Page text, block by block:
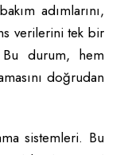
adımlarını,
verilerini tek bir
Bu durum, hem
doğrudan
sistemleri. Bu